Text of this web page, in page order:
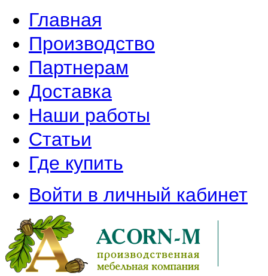
Главная
Производство
Партнерам
Доставка
Наши работы
Статьи
Где купить
Войти в личный кабинет